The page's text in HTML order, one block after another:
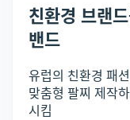
친환경 브랜
밴드
유럽의 친환경 패
맞춤형 팔찌 제작
시킴